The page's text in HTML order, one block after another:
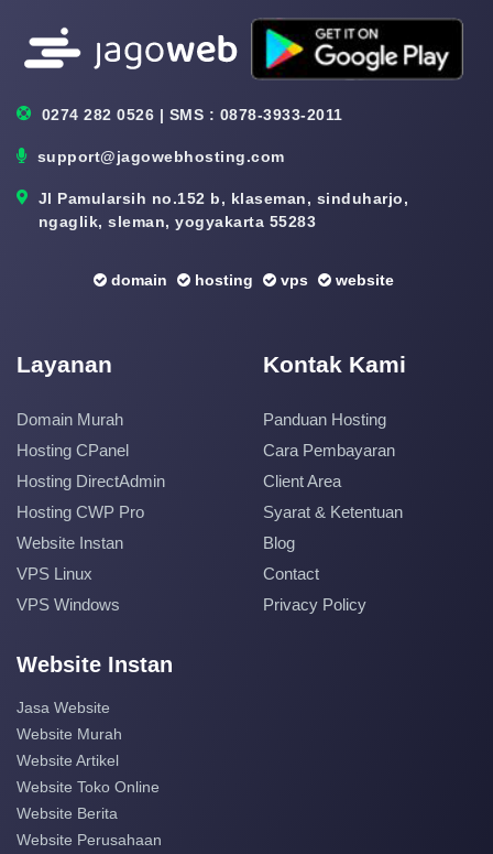
0274 282 0526 | SMS : 0878-3933-2011
support@jagowebhosting.com
Jl Pamularsih no.152 b, klaseman, sinduharjo,
ngaglik, sleman, yogyakarta 55283
domain hosting vps website
Layanan
Domain Murah
Hosting CPanel
Hosting DirectAdmin
Hosting CWP Pro
Website Instan
VPS Linux
VPS Windows
Kontak Kami
Panduan Hosting
Cara Pembayaran
Client Area
Syarat & Ketentuan
Blog
Contact
Privacy Policy
Website Instan
Jasa Website
Website Murah
Website Artikel
Website Toko Online
Website Berita
Website Perusahaan